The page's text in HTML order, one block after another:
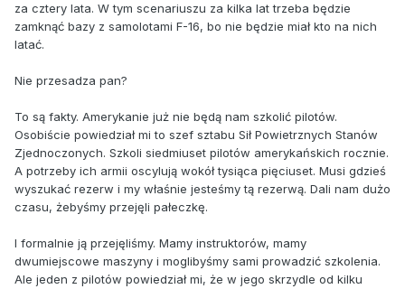
za cztery lata. W tym scenariuszu za kilka lat trzeba będzie
zamknąć bazy z samolotami F-16, bo nie będzie miał kto na nich
latać.
Nie przesadza pan?
To są fakty. Amerykanie już nie będą nam szkolić pilotów.
Osobiście powiedział mi to szef sztabu Sił Powietrznych Stanów
Zjednoczonych. Szkoli siedmiuset pilotów amerykańskich rocznie.
A potrzeby ich armii oscylują wokół tysiąca pięciuset. Musi gdzieś
wyszukać rezerw i my właśnie jesteśmy tą rezerwą. Dali nam dużo
czasu, żebyśmy przejęli pałeczkę.
I formalnie ją przejęliśmy. Mamy instruktorów, mamy
dwumiejscowe maszyny i moglibyśmy sami prowadzić szkolenia.
Ale jeden z pilotów powiedział mi, że w jego skrzydle od kilku